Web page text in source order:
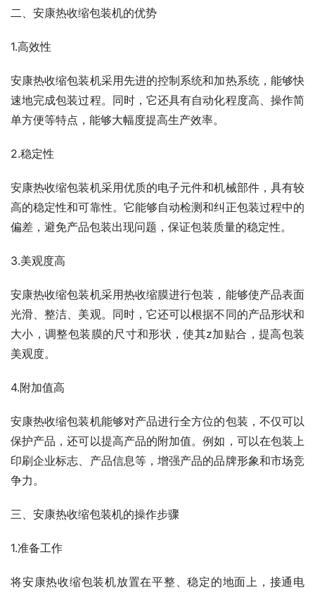
二、安康热收缩包装机的优势
1.高效性
安康热收缩包装机采用先进的控制系统和加热系统，能够快
速地完成包装过程。同时，它还具有自动化程度高、操作简
单方便等特点，能够大幅度提高生产效率。
2.稳定性
安康热收缩包装机采用优质的电子元件和机械部件，具有较
高的稳定性和可靠性。它能够自动检测和纠正包装过程中的
偏差，避免产品包装出现问题，保证包装质量的稳定性。
3.美观度高
安康热收缩包装机采用热收缩膜进行包装，能够使产品表面
光滑、整洁、美观。同时，它还可以根据不同的产品形状和
大小，调整包装膜的尺寸和形状，使其z加贴合，提高包装
美观度。
4.附加值高
安康热收缩包装机能够对产品进行全方位的包装，不仅可以
保护产品，还可以提高产品的附加值。例如，可以在包装上
印刷企业标志、产品信息等，增强产品的品牌形象和市场竞
争力。
三、安康热收缩包装机的操作步骤
1.准备工作
将安康热收缩包装机放置在平整、稳定的地面上，接通电